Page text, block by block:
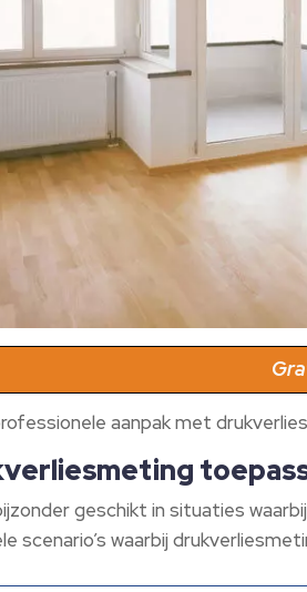
aanpak met
geschikt in situaties
scenario’s waarbij